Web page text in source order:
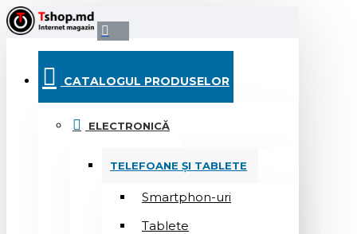
CATALOGUL PRODUSELOR
ELECTRONICĂ
TELEFOANE ȘI TABLETE
Smartphon-uri
Tablete